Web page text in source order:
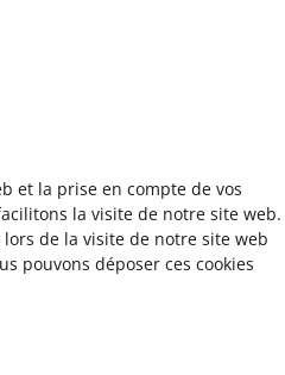
et la prise en compte de vos
la visite de notre site web.
de la visite de notre site web
pouvons déposer ces cookies